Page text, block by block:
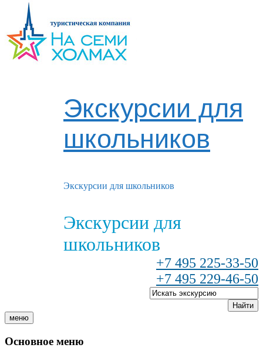
Экскурсии для
школьников
Экскурсии для школьников
Экскурсии для
школьников
+7 495 225-33-50
+7 495 229-46-50
Найти
меню
Основное меню